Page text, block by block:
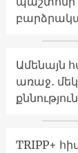
Ամենայն
առաջ․
TRIPP+